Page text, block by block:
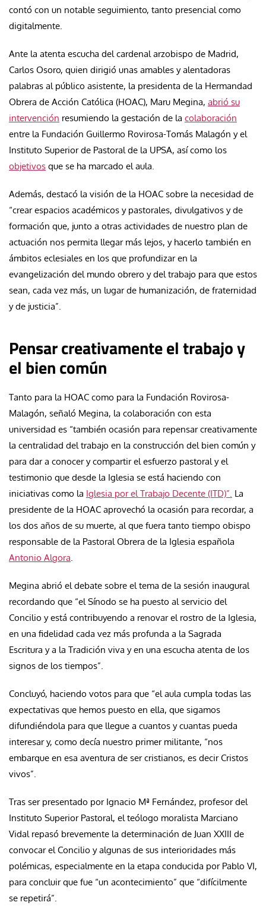
contó con un notable seguimiento, tanto presencial como
digitalmente.
Ante la atenta escucha del cardenal arzobispo de Madrid,
Carlos Osoro, quien dirigió unas amables y alentadoras
palabras al público asistente, la presidenta de la Hermandad
Obrera de Acción Católica (HOAC), Maru Megina, abrió su
intervención resumiendo la gestación de la colaboración
entre la Fundación Guillermo Rovirosa-Tomás Malagón y el
Instituto Superior de Pastoral de la UPSA, así como los
objetivos que se ha marcado el aula.
Además, destacó la visión de la HOAC sobre la necesidad de
“crear espacios académicos y pastorales, divulgativos y de
formación que, junto a otras actividades de nuestro plan de
actuación nos permita llegar más lejos, y hacerlo también en
ámbitos eclesiales en los que profundizar en la
evangelización del mundo obrero y del trabajo para que estos
sean, cada vez más, un lugar de humanización, de fraternidad
y de justicia”.
Pensar creativamente el trabajo y
el bien común
Tanto para la HOAC como para la Fundación Rovirosa-
Malagón, señaló Megina, la colaboración con esta
universidad es “también ocasión para repensar creativamente
la centralidad del trabajo en la construcción del bien común y
para dar a conocer y compartir el esfuerzo pastoral y el
testimonio que desde la Iglesia se está haciendo con
iniciativas como la Iglesia por el Trabajo Decente (ITD)”. La
presidente de la HOAC aprovechó la ocasión para recordar, a
los dos años de su muerte, al que fuera tanto tiempo obispo
responsable de la Pastoral Obrera de la Iglesia española
Antonio Algora.
Megina abrió el debate sobre el tema de la sesión inaugural
recordando que “el Sínodo se ha puesto al servicio del
Concilio y está contribuyendo a renovar el rostro de la Iglesia,
en una fidelidad cada vez más profunda a la Sagrada
Escritura y a la Tradición viva y en una escucha atenta de los
signos de los tiempos”.
Concluyó, haciendo votos para que “el aula cumpla todas las
expectativas que hemos puesto en ella, que sigamos
difundiéndola para que llegue a cuantos y cuantas pueda
interesar y, como decía nuestro primer militante, “nos
embarque en esa aventura de ser cristianos, es decir Cristos
vivos”.
Tras ser presentado por Ignacio Mª Fernández, profesor del
Instituto Superior Pastoral, el teólogo moralista Marciano
Vidal repasó brevemente la determinación de Juan XXIII de
convocar el Concilio y algunas de sus interioridades más
polémicas, especialmente en la etapa conducida por Pablo VI,
para concluir que fue “un acontecimiento” que “difícilmente
se repetirá”.